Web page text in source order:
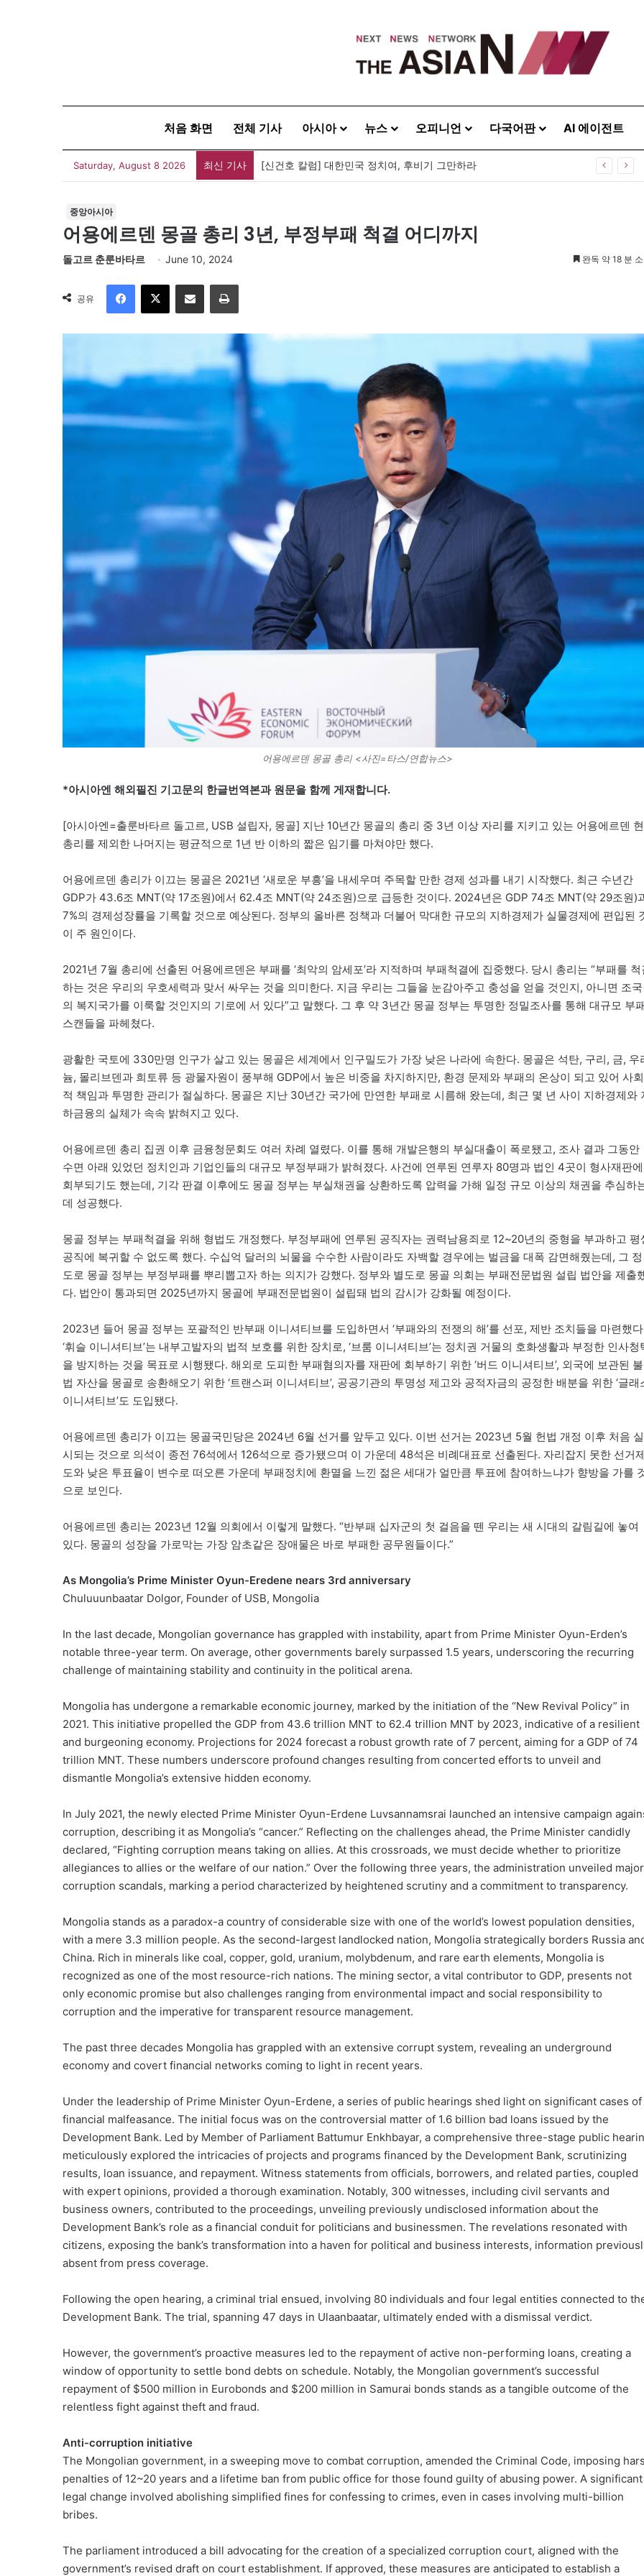
처음 화면 전체 기사 아시아 뉴스 오피니언 다국어판 AI 에이전트
Saturday, August 8 2026 최신 기사 [신건호 칼럼] 대한민국 정치여, 후비기 그만하라
중앙아시아
어용에르덴 몽골 총리 3년, 부정부패 척결 어디까지
돌고르 춘룬바타르 June 10, 2024 완독 약 18 분
공유
이메일
어용에르덴 몽골 총리 <사진=타스/연합뉴스>
*아시아엔 해외필진 기고문의 한글번역본과 원문을 함께 게재합니다.
[아시아엔=출룬바타르 돌고르, USB 설립자, 몽골] 지난 10년간 몽골의 총리 중 3년 이상 자리를 지키고 있는 어용에르덴 현
총리를 제외한 나머지는 평균적으로 1년 반 이하의 짧은 임기를 마쳐야만 했다.
어용에르덴 총리가 이끄는 몽골은 2021년 ‘새로운 부흥’을 내세우며 주목할 만한 경제 성과를 내기 시작했다. 최근 수년간
GDP가 43.6조 MNT(약 17조원)에서 62.4조 MNT(약 24조원)으로 급등한 것이다. 2024년은 GDP 74조 MNT(약 29조원)
7%의 경제성장률을 기록할 것으로 예상된다. 정부의 올바른 정책과 더불어 막대한 규모의 지하경제가 실물경제에 편입된
이 주 원인이다.
2021년 7월 총리에 선출된 어용에르덴은 부패를 ‘최악의 암세포’라 지적하며 부패척결에 집중했다. 당시 총리는 “부패를 척
하는 것은 우리의 우호세력과 맞서 싸우는 것을 의미한다. 지금 우리는 그들을 눈감아주고 충성을 얻을 것인지, 아니면 조국
의 복지국가를 이룩할 것인지의 기로에 서 있다”고 말했다. 그 후 약 3년간 몽골 정부는 투명한 정밀조사를 통해 대규모 부
스캔들을 파헤쳤다.
광활한 국토에 330만명 인구가 살고 있는 몽골은 세계에서 인구밀도가 가장 낮은 나라에 속한다. 몽골은 석탄, 구리, 금, 우
늄, 몰리브덴과 희토류 등 광물자원이 풍부해 GDP에서 높은 비중을 차지하지만, 환경 문제와 부패의 온상이 되고 있어 사회
적 책임과 투명한 관리가 절실하다. 몽골은 지난 30년간 국가에 만연한 부패로 시름해 왔는데, 최근 몇 년 사이 지하경제와
하금융의 실체가 속속 밝혀지고 있다.
어용에르덴 총리 집권 이후 금융청문회도 여러 차례 열렸다. 이를 통해 개발은행의 부실대출이 폭로됐고, 조사 결과 그동안
수면 아래 있었던 정치인과 기업인들의 대규모 부정부패가 밝혀졌다. 사건에 연루된 연루자 80명과 법인 4곳이 형사재판에
회부되기도 했는데, 기각 판결 이후에도 몽골 정부는 부실채권을 상환하도록 압력을 가해 일정 규모 이상의 채권을 추심하
데 성공했다.
몽골 정부는 부패척결을 위해 형법도 개정했다. 부정부패에 연루된 공직자는 권력남용죄로 12~20년의 중형을 부과하고 평
공직에 복귀할 수 없도록 했다. 수십억 달러의 뇌물을 수수한 사람이라도 자백할 경우에는 벌금을 대폭 감면해줬는데, 그 정
도로 몽골 정부는 부정부패를 뿌리뽑고자 하는 의지가 강했다. 정부와 별도로 몽골 의회는 부패전문법원 설립 법안을 제출
다. 법안이 통과되면 2025년까지 몽골에 부패전문법원이 설립돼 법의 감시가 강화될 예정이다.
2023년 들어 몽골 정부는 포괄적인 반부패 이니셔티브를 도입하면서 ‘부패와의 전쟁의 해’를 선포, 제반 조치들을 마련했
‘휘슬 이니셔티브’는 내부고발자의 법적 보호를 위한 장치로, ‘브룸 이니셔티브’는 정치권 거물의 호화생활과 부정한 인사청
을 방지하는 것을 목표로 시행됐다. 해외로 도피한 부패혐의자를 재판에 회부하기 위한 ‘버드 이니셔티브’, 외국에 보관된 불
법 자산을 몽골로 송환해오기 위한 ‘트랜스퍼 이니셔티브’, 공공기관의 투명성 제고와 공적자금의 공정한 배분을 위한 ‘글래
이니셔티브’도 도입됐다.
어용에르덴 총리가 이끄는 몽골국민당은 2024년 6월 선거를 앞두고 있다. 이번 선거는 2023년 5월 헌법 개정 이후 처음 실
시되는 것으로 의석이 종전 76석에서 126석으로 증가됐으며 이 가운데 48석은 비례대표로 선출된다. 자리잡지 못한 선거
도와 낮은 투표율이 변수로 떠오른 가운데 부패정치에 환멸을 느낀 젊은 세대가 얼만큼 투표에 참여하느냐가 향방을 가를
으로 보인다.
어용에르덴 총리는 2023년 12월 의회에서 이렇게 말했다. “반부패 십자군의 첫 걸음을 뗀 우리는 새 시대의 갈림길에 놓여
있다. 몽골의 성장을 가로막는 가장 암초같은 장애물은 바로 부패한 공무원들이다.”
As Mongolia’s Prime Minister Oyun-Eredene nears 3rd anniversary
Chuluuunbaatar Dolgor, Founder of USB, Mongolia
In the last decade, Mongolian governance has grappled with instability, apart from Prime Minister Oyun-Erden’s
notable three-year term. On average, other governments barely surpassed 1.5 years, underscoring the recurring
challenge of maintaining stability and continuity in the political arena.
Mongolia has undergone a remarkable economic journey, marked by the initiation of the “New Revival Policy” in
2021. This initiative propelled the GDP from 43.6 trillion MNT to 62.4 trillion MNT by 2023, indicative of a resilient
and burgeoning economy. Projections for 2024 forecast a robust growth rate of 7 percent, aiming for a GDP of 74
trillion MNT. These numbers underscore profound changes resulting from concerted efforts to unveil and
dismantle Mongolia’s extensive hidden economy.
In July 2021, the newly elected Prime Minister Oyun-Erdene Luvsannamsrai launched an intensive campaign
corruption, describing it as Mongolia’s “cancer.” Reflecting on the challenges ahead, the Prime Minister candidly
declared, “Fighting corruption means taking on allies. At this crossroads, we must decide whether to prioritize
allegiances to allies or the welfare of our nation.” Over the following three years, the administration unveiled major
corruption scandals, marking a period characterized by heightened scrutiny and a commitment to transparency.
Mongolia stands as a paradox-a country of considerable size with one of the world’s lowest population densities,
with a mere 3.3 million people. As the second-largest landlocked nation, Mongolia strategically borders Russia
China. Rich in minerals like coal, copper, gold, uranium, molybdenum, and rare earth elements, Mongolia is
recognized as one of the most resource-rich nations. The mining sector, a vital contributor to GDP, presents not
only economic promise but also challenges ranging from environmental impact and social responsibility to
corruption and the imperative for transparent resource management.
The past three decades Mongolia has grappled with an extensive corrupt system, revealing an underground
economy and covert financial networks coming to light in recent years.
Under the leadership of Prime Minister Oyun-Erdene, a series of public hearings shed light on significant cases of
financial malfeasance. The initial focus was on the controversial matter of 1.6 billion bad loans issued by the
Development Bank. Led by Member of Parliament Battumur Enkhbayar, a comprehensive three-stage public
meticulously explored the intricacies of projects and programs financed by the Development Bank, scrutinizing
results, loan issuance, and repayment. Witness statements from officials, borrowers, and related parties, coupled
with expert opinions, provided a thorough examination. Notably, 300 witnesses, including civil servants and
business owners, contributed to the proceedings, unveiling previously undisclosed information about the
Development Bank’s role as a financial conduit for politicians and businessmen. The revelations resonated with
citizens, exposing the bank’s transformation into a haven for political and business interests, information
absent from press coverage.
Following the open hearing, a criminal trial ensued, involving 80 individuals and four legal entities connected to
Development Bank. The trial, spanning 47 days in Ulaanbaatar, ultimately ended with a dismissal verdict.
However, the government’s proactive measures led to the repayment of active non-performing loans, creating a
window of opportunity to settle bond debts on schedule. Notably, the Mongolian government’s successful
repayment of $500 million in Eurobonds and $200 million in Samurai bonds stands as a tangible outcome of the
relentless fight against theft and fraud.
Anti-corruption initiative
The Mongolian government, in a sweeping move to combat corruption, amended the Criminal Code, imposing
penalties of 12~20 years and a lifetime ban from public office for those found guilty of abusing power. A significant
legal change involved abolishing simplified fines for confessing to crimes, even in cases involving multi-billion
bribes.
The parliament introduced a bill advocating for the creation of a specialized corruption court, aligned with the
government’s revised draft on court establishment. If approved, these measures are anticipated to establish a